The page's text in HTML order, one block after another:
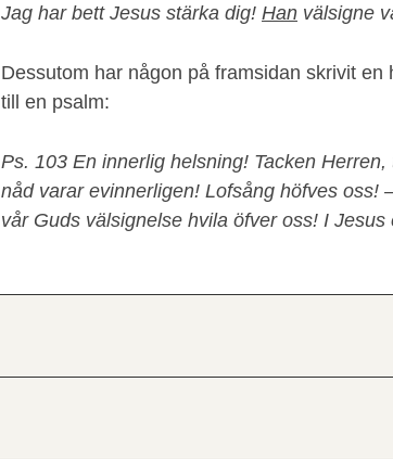
Jag har bett Jesus stärka dig! Han välsigne
Dessutom har någon på framsidan skrivit en
till en psalm:
Ps. 103 En innerlig helsning! Tacken
nåd varar evinnerligen! Lofsång höfves oss!
vår Guds välsignelse hvila öfver oss! I Jesus